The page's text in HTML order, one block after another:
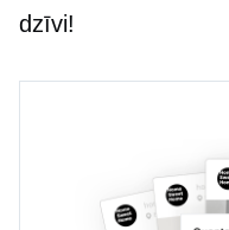
dzīvi!